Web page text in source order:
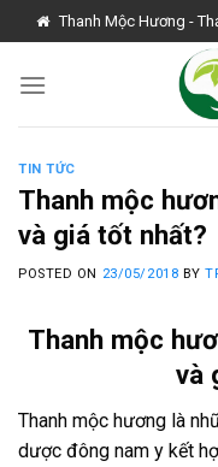
Skip
to
content
Thanh Mộc Hương -
TIN TỨC
Thanh mộc
và giá tốt nhất?
POSTED ON 23/05/2018 BY
Thanh mộc
và
Thanh mộc hương là
dược đông nam y kết